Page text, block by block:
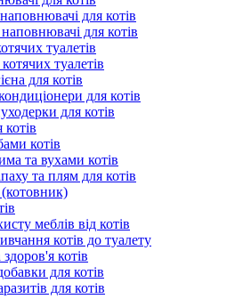
для котів
для котів
туалетів
туалетів
для котів
для котів
для котів
котів
котів
та вухами котів
та плям для котів
меблів від котів
котів до туалету
котів
для котів
для котів